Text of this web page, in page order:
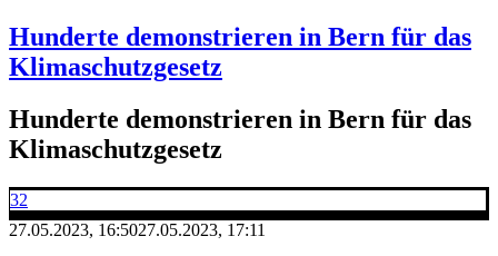
Hunderte demonstrieren in Bern für das
Klimaschutzgesetz
Hunderte demonstrieren in Bern für das
Klimaschutzgesetz
32
27.05.2023, 16:5027.05.2023, 17:11